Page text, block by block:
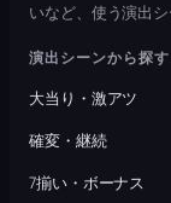
いなど、使う演出シ
演出シーンから探す
大当り・激アツ
確変・継続
7揃い・ボーナス